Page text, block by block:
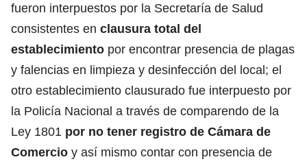
fueron interpuestos por la Secretaría de Salud
consistentes en clausura total del
establecimiento por encontrar presencia de plagas
y falencias en limpieza y desinfección del local; el
otro establecimiento clausurado fue interpuesto por
la Policía Nacional a través de comparendo de la
Ley 1801 por no tener registro de Cámara de
Comercio y así mismo contar con presencia de